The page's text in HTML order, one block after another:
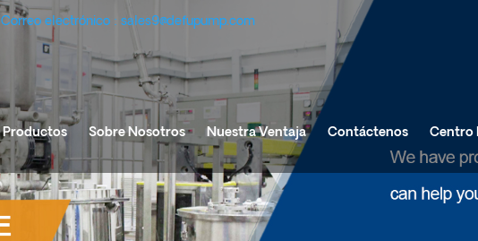
Correo electrónico : sales9@defupump.com
Productos Sobre Nosotros Nuestra Ventaja Contáctenos Centro